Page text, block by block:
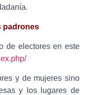
padrones
de electores en este
y de mujeres sino
y los lugares de